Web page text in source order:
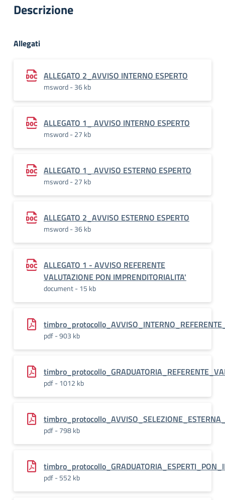
Descrizione
Allegati
ALLEGATO 2_AVVISO INTERNO ESPERTO
msword - 36 kb
ALLEGATO 1_ AVVISO INTERNO ESPERTO
msword - 27 kb
ALLEGATO 1_ AVVISO ESTERNO ESPERTO
msword - 27 kb
ALLEGATO 2_AVVISO ESTERNO ESPERTO
msword - 36 kb
ALLEGATO 1 - AVVISO REFERENTE
VALUTAZIONE PON IMPRENDITORIALITA'
document - 15 kb
pdf - 903 kb
pdf - 1012 kb
pdf - 798 kb
pdf - 552 kb